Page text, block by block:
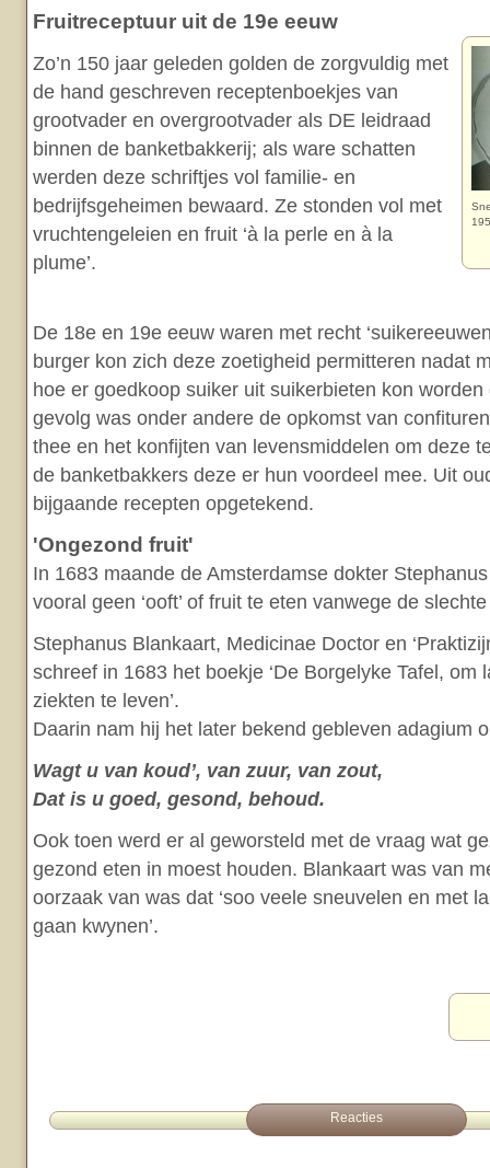
Fruitreceptuur uit de 19e eeuw
Zo’n 150 jaar geleden golden de zorgvuldig met
de hand geschreven receptenboekjes van
grootvader en overgrootvader als DE leidraad
binnen de banketbakkerij; als ware schatten
werden deze schriftjes vol familie- en
bedrijfsgeheimen bewaard. Ze stonden vol met
vruchtengeleien en fruit ‘à la perle en à la
plume’.
De 18e en 19e eeuw waren met recht
burger kon zich deze zoetigheid permitteren nadat
hoe er goedkoop suiker uit suikerbieten kon
gevolg was onder andere de opkomst van
thee en het konfijten van levensmiddelen om deze
de banketbakkers deze er hun voordeel mee. Uit
bijgaande recepten opgetekend.
'Ongezond fruit'
In 1683 maande de Amsterdamse dokter
vooral geen ‘ooft’ of fruit te eten vanwege de
Stephanus Blankaart, Medicinae Doctor en
schreef in 1683 het boekje ‘De Borgelyke Tafel, om
ziekten te leven’.
Daarin nam hij het later bekend gebleven adagium
Wagt u van koud’, van zuur, van zout,
Dat is u goed, gesond, behoud.
Ook toen werd er al geworsteld met de vraag wat
gezond eten in moest houden. Blankaart was van
oorzaak van was dat ‘soo veele sneuvelen en met
gaan kwynen’.
Reacties